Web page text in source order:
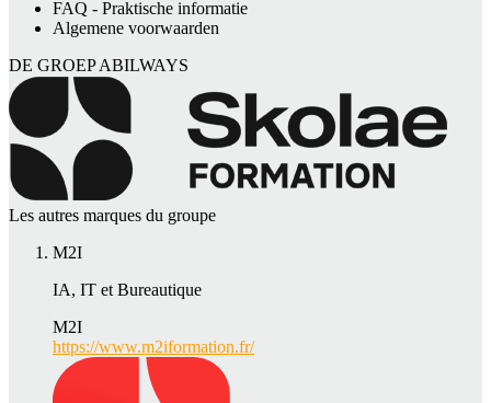
FAQ - Praktische informatie
Algemene voorwaarden
DE GROEP ABILWAYS
Les autres marques du groupe
M2I
IA, IT et Bureautique
M2I
https://www.m2iformation.fr/